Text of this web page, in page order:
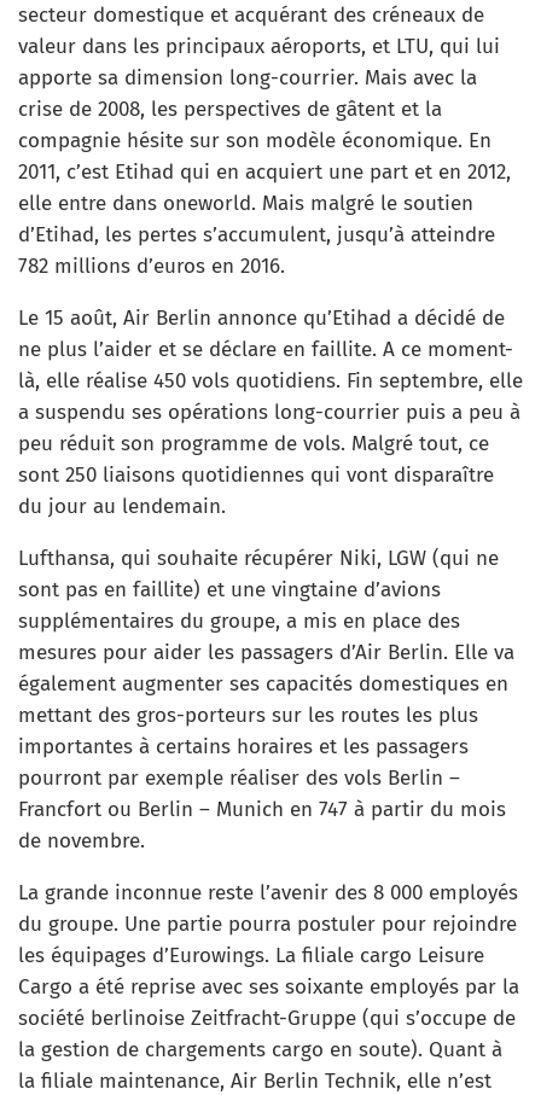
secteur domestique et acquérant des créneaux de
valeur dans les principaux aéroports, et LTU, qui lui
apporte sa dimension long-courrier. Mais avec la
crise de 2008, les perspectives de gâtent et la
compagnie hésite sur son modèle économique. En
2011, c’est Etihad qui en acquiert une part et en 2012,
elle entre dans oneworld. Mais malgré le soutien
d’Etihad, les pertes s’accumulent, jusqu’à atteindre
782 millions d’euros en 2016.
Le 15 août, Air Berlin annonce qu’Etihad a décidé de
ne plus l’aider et se déclare en faillite. A ce moment-
là, elle réalise 450 vols quotidiens. Fin septembre, elle
a suspendu ses opérations long-courrier puis a peu à
peu réduit son programme de vols. Malgré tout, ce
sont 250 liaisons quotidiennes qui vont disparaître
du jour au lendemain.
Lufthansa, qui souhaite récupérer Niki, LGW (qui ne
sont pas en faillite) et une vingtaine d’avions
supplémentaires du groupe, a mis en place des
mesures pour aider les passagers d’Air Berlin. Elle va
également augmenter ses capacités domestiques en
mettant des gros-porteurs sur les routes les plus
importantes à certains horaires et les passagers
pourront par exemple réaliser des vols Berlin –
Francfort ou Berlin – Munich en 747 à partir du mois
de novembre.
La grande inconnue reste l’avenir des 8 000 employés
du groupe. Une partie pourra postuler pour rejoindre
les équipages d’Eurowings. La filiale cargo Leisure
Cargo a été reprise avec ses soixante employés par la
société berlinoise Zeitfracht-Gruppe (qui s’occupe de
la gestion de chargements cargo en soute). Quant à
la filiale maintenance, Air Berlin Technik, elle n’est